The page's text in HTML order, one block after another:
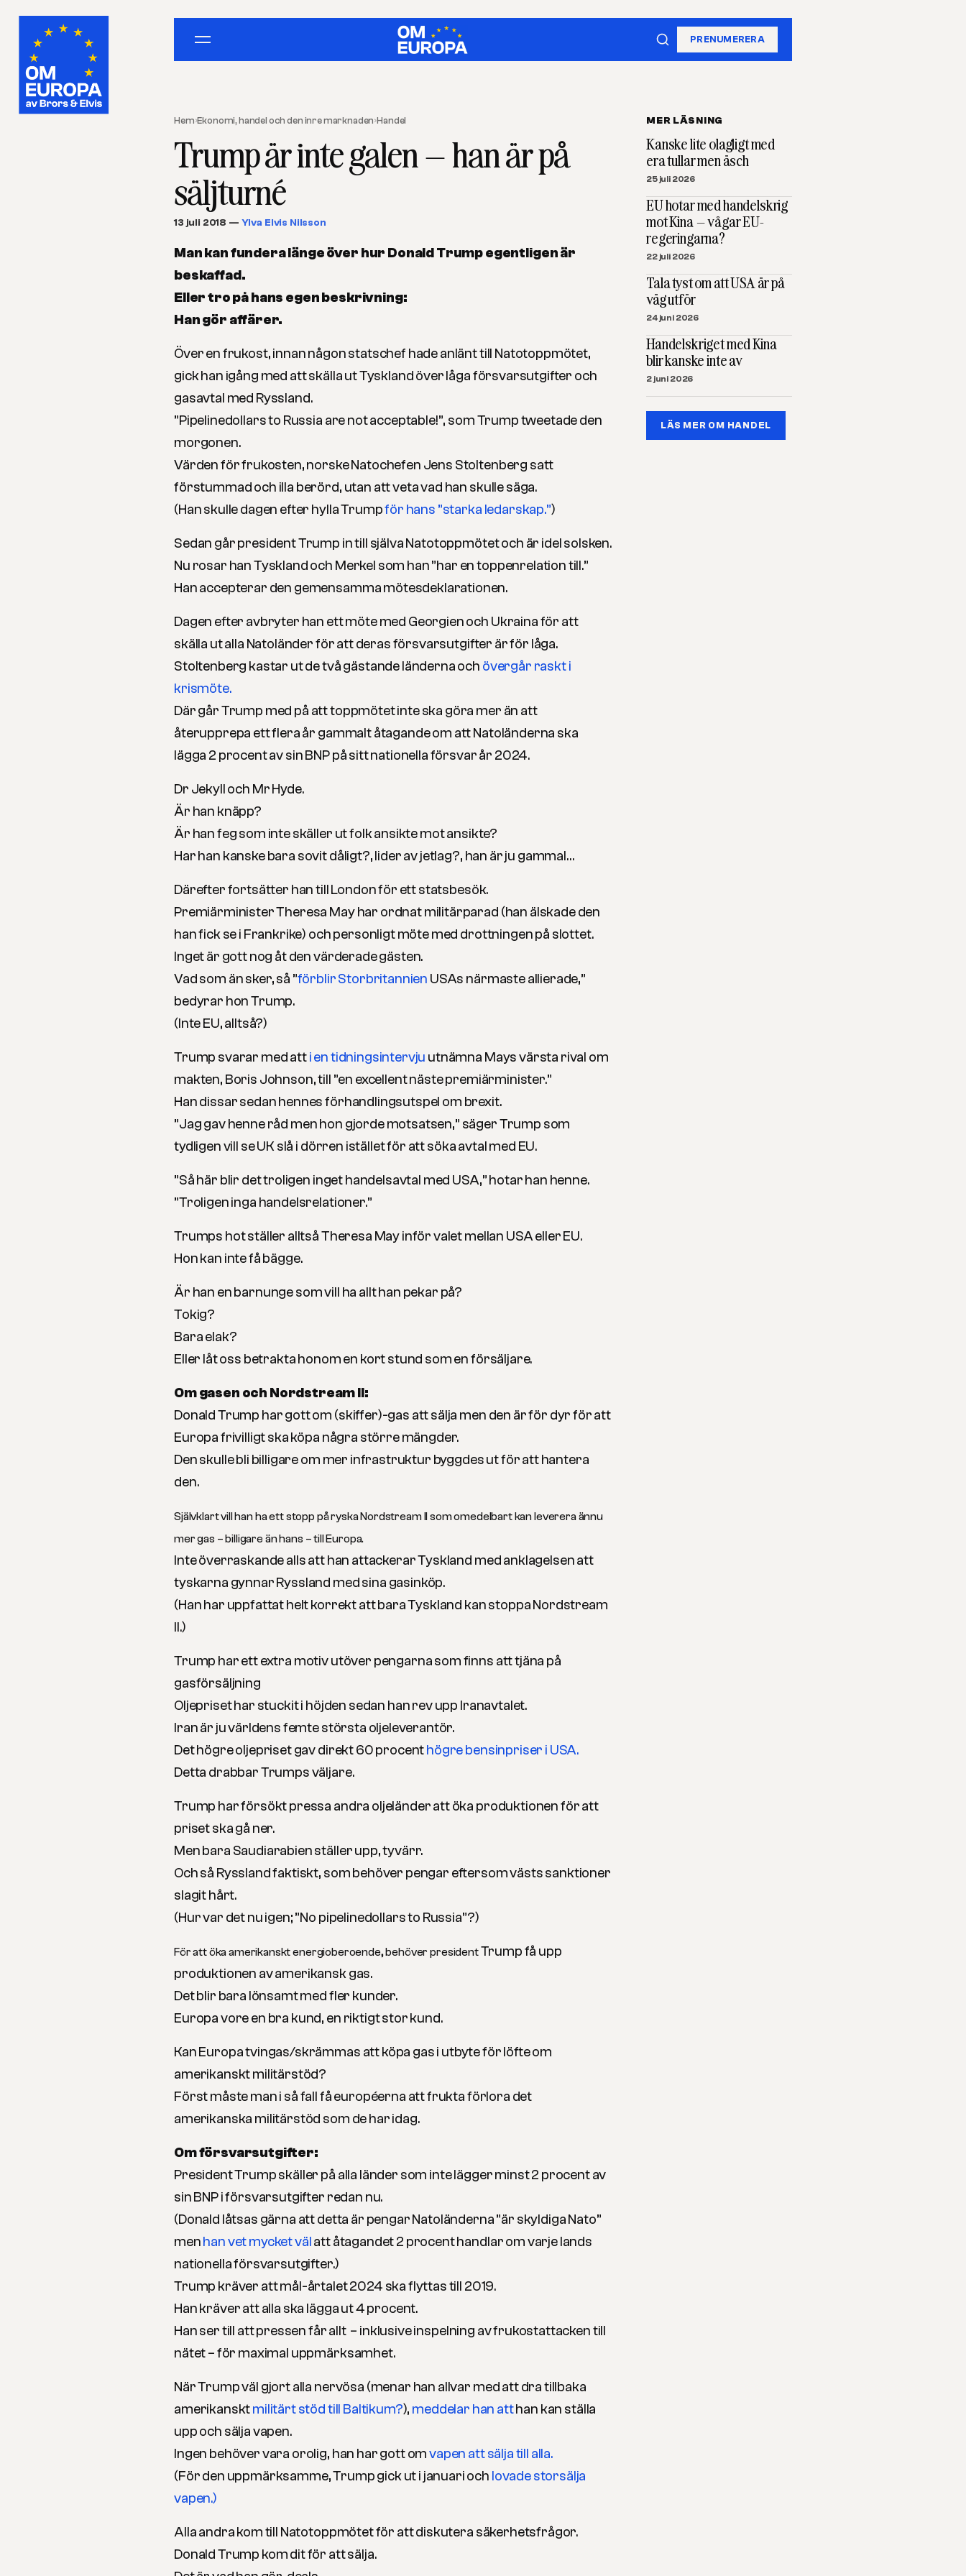
PRENUMERERA
Hem›Ekonomi, handel och den inre marknaden›Handel
Trump är inte galen – han är på
säljturné
13 juli 2018 — Ylva Elvis Nilsson
Man kan fundera länge över hur Donald Trump egentligen är
beskaffad.
Eller tro på hans egen beskrivning:
Han gör affärer.
Över en frukost, innan någon statschef hade anlänt till Natotoppmötet,
gick han igång med att skälla ut Tyskland över låga försvarsutgifter och
gasavtal med Ryssland.
”Pipelinedollars to Russia are not acceptable!”, som Trump tweetade den
morgonen.
Värden för frukosten, norske Natochefen Jens Stoltenberg satt
förstummad och illa berörd, utan att veta vad han skulle säga.
(Han skulle dagen efter hylla Trumpför hans ”starka ledarskap.”)
Sedan går president Trump in till själva Natotoppmötet och är idel solsken.
Nu rosar han Tyskland och Merkel som han ”har en toppenrelation till.”
Han accepterar den gemensamma mötesdeklarationen.
Dagen efter avbryter han ett möte med Georgien och Ukraina för att
skälla ut alla Natoländer för att deras försvarsutgifter är för låga.
Stoltenberg kastar ut de två gästande länderna och övergår raskt i
krismöte.
Där går Trump med på att toppmötet inte ska göra mer än att
återupprepa ett flera år gammalt åtagande om att Natoländerna ska
lägga 2 procent av sin BNP på sitt nationella försvar år 2024.
Dr Jekyll och Mr Hyde.
Är han knäpp?
Är han feg som inte skäller ut folk ansikte mot ansikte?
Har han kanske bara sovit dåligt?, lider av jetlag?, han är ju gammal…
Därefter fortsätter han till London för ett statsbesök.
Premiärminister Theresa May har ordnat militärparad (han älskade den
han fick se i Frankrike) och personligt möte med drottningen på slottet.
Inget är gott nog åt den värderade gästen.
Vad som än sker, så ”förblir Storbritannien USAs närmaste allierade,”
bedyrar hon Trump.
(Inte EU, alltså?)
Trump svarar med atti en tidningsintervju utnämna Mays värsta rival om
makten, Boris Johnson, till ”en excellent näste premiärminister.”
Han dissar sedan hennes förhandlingsutspel om brexit.
”Jag gav henne råd men hon gjorde motsatsen,” säger Trump som
tydligen vill se UK slå i dörren istället för att söka avtal med EU.
”Så här blir det troligen inget handelsavtal med USA,” hotar han henne.
”Troligen inga handelsrelationer.”
Trumps hot ställer alltså Theresa May inför valet mellan USA eller EU.
Hon kan inte få bägge.
Är han en barnunge som vill ha allt han pekar på?
Tokig?
Bara elak?
Eller låt oss betrakta honom en kort stund som en försäljare.
Om gasen och Nordstream II:
Donald Trump har gott om (skiffer)-gas att sälja men den är för dyr för att
Europa frivilligt ska köpa några större mängder.
Den skulle bli billigare om mer infrastruktur byggdes ut för att hantera
den.
Självklart vill han ha ett stopp på ryska Nordstream II som omedelbart kan leverera ännu
mer gas – billigare än hans – till Europa.
Inte överraskande alls att han attackerar Tyskland med anklagelsen att
tyskarna gynnar Ryssland med sina gasinköp.
(Han har uppfattat helt korrekt att bara Tyskland kan stoppa Nordstream
II.)
Trump har ett extra motiv utöver pengarna som finns att tjäna på
gasförsäljning
Oljepriset har stuckit i höjden sedan han rev upp Iranavtalet.
Iran är ju världens femte största oljeleverantör.
Det högre oljepriset gav direkt 60 procenthögre bensinpriser i USA.
Detta drabbar Trumps väljare.
Trump har försökt pressa andra oljeländer att öka produktionen för att
priset ska gå ner.
Men bara Saudiarabien ställer upp, tyvärr.
Och så Ryssland faktiskt, som behöver pengar eftersom västs sanktioner
slagit hårt.
(Hur var det nu igen; ”No pipelinedollars to Russia”?)
För att öka amerikanskt energioberoende, behöver presidentTrump få upp
produktionen av amerikansk gas.
Det blir bara lönsamt med fler kunder.
Europa vore en bra kund, en riktigt stor kund.
Kan Europa tvingas/skrämmas att köpa gas i utbyte för löfte om
amerikanskt militärstöd?
Först måste man i så fall få européerna att frukta förlora det
amerikanska militärstöd som de har idag.
Om försvarsutgifter:
President Trump skäller på alla länder som inte lägger minst 2 procent av
sin BNP i försvarsutgifter redan nu.
(Donald låtsas gärna att detta är pengar Natoländerna ”är skyldiga Nato”
menhan vet mycket välatt åtagandet 2 procent handlar om varje lands
nationella försvarsutgifter.)
Trump kräver att mål-årtalet 2024 ska flyttas till 2019.
Han kräver att alla ska lägga ut 4 procent.
Han ser till att pressen får allt – inklusive inspelning av frukostattacken till
nätet – för maximal uppmärksamhet.
När Trump väl gjort alla nervösa (menar han allvar med att dra tillbaka
amerikansktmilitärt stöd till Baltikum?), meddelar han atthan kan ställa
upp och sälja vapen.
Ingen behöver vara orolig, han har gott omvapen att sälja till alla.
(För den uppmärksamme, Trump gick ut i januari och lovade storsälja
vapen.)
Alla andra kom till Natotoppmötet för att diskutera säkerhetsfrågor.
Donald Trump kom dit för att sälja.
MER LÄSNING
Kanske lite olagligt med
era tullar men äsch
25 juli 2026
EU hotar med handelskrig
mot Kina – vågar EU-
regeringarna?
22 juli 2026
Tala tyst om att USA är på
väg utför
24 juni 2026
Handelskriget med Kina
blir kanske inte av
2 juni 2026
LÄS MER OM HANDEL